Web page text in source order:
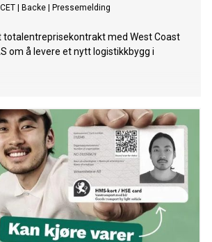
Backe Pressemelding
totalentreprisekontrakt med West Coast
om å levere et nytt logistikkbygg i